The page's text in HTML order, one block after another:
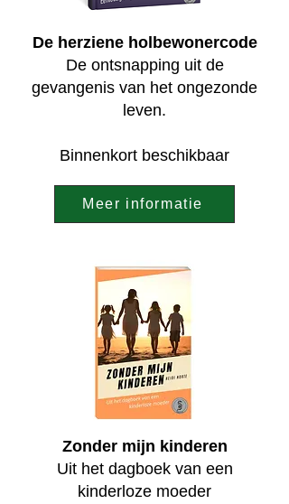
De herziene holbewonercode
De ontsnapping uit de
gevangenis van het ongezonde
leven.
Binnenkort beschikbaar
Meer informatie
Zonder mijn kinderen
Uit het dagboek van een
kinderloze moeder